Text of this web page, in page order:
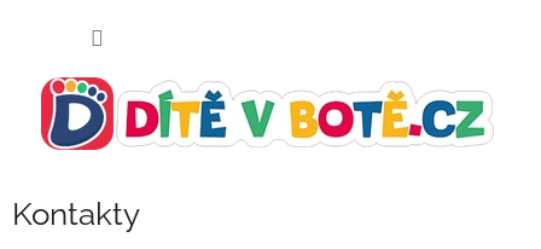
Kontakty